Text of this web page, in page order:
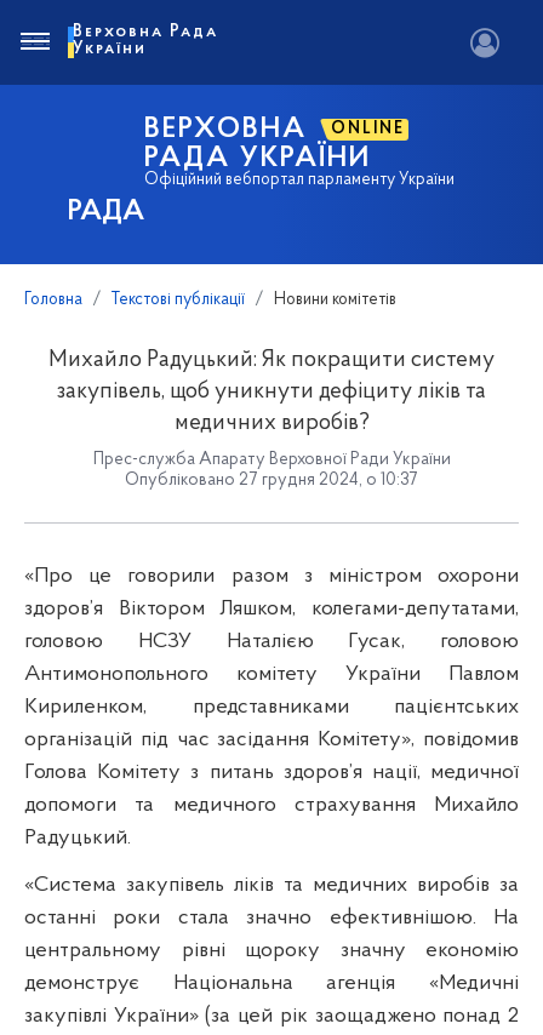
РАДА
ВЕРХОВНА ONLINE
РАДА УКРАЇНИ
Офіційний вебпортал парламенту України
Верховна Рада
України
Головна Текстові публікації Новини комітетів
Михайло Радуцький: Як покращити систему
закупівель, щоб уникнути дефіциту ліків та
медичних виробів?
Прес-служба Апарату Верховної Ради України
Опубліковано 27 грудня 2024, о 10:37
«Про це говорили разом з міністром охорони
здоров’я Віктором Ляшком, колегами-депутатами,
головою НСЗУ Наталією Гусак, головою
Антимонопольного комітету України Павлом
Кириленком, представниками пацієнтських
організацій під час засідання Комітету», повідомив
Голова Комітету з питань здоров’я нації, медичної
допомоги та медичного страхування Михайло
Радуцький.
«Система закупівель ліків та медичних виробів за
останні роки стала значно ефективнішою. На
центральному рівні щороку значну економію
демонструє Національна агенція «Медичні
закупівлі України» (за цей рік заощаджено понад 2